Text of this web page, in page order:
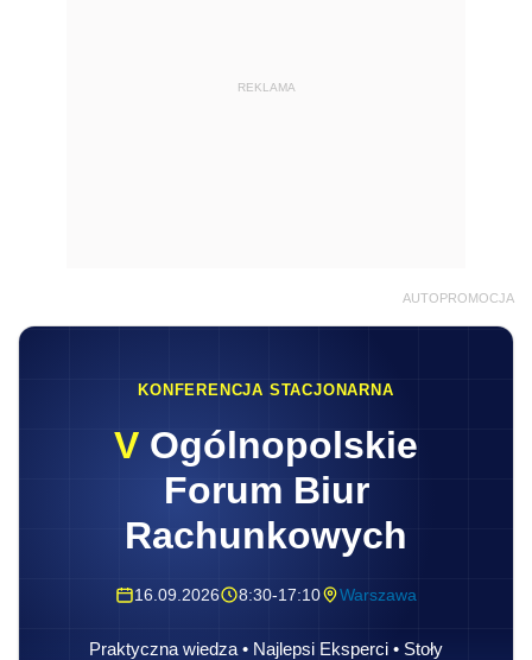
REKLAMA
AUTOPROMOCJA
KONFERENCJA STACJONARNA
V Ogólnopolskie
Forum Biur
Rachunkowych
16.09.2026 8:30-17:10 Warszawa
Praktyczna wiedza • Najlepsi Eksperci • Stoły